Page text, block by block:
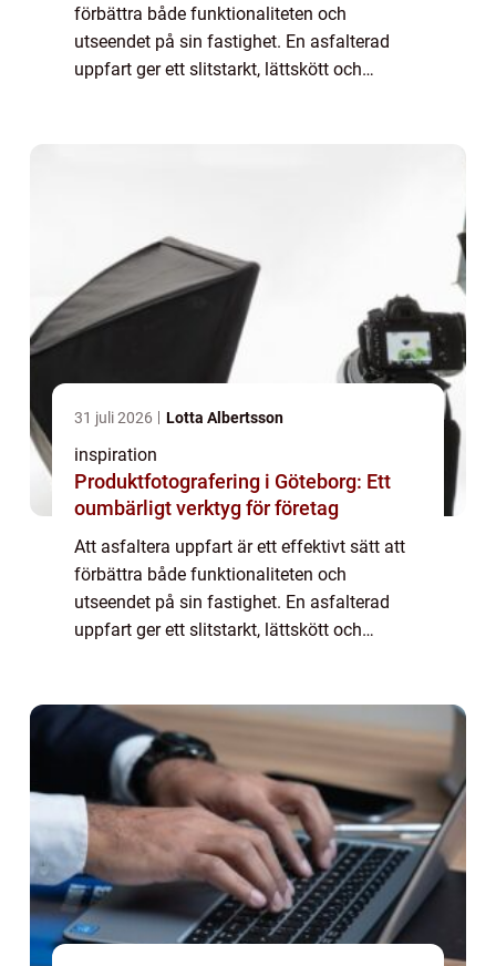
förbättra både funktionaliteten och
utseendet på sin fastighet. En asfalterad
uppfart ger ett slitstarkt, lättskött och
31 juli 2026 Lotta Albertsson
inspiration
Produktfotografering i Göteborg: Ett
oumbärligt verktyg för företag
Att asfaltera uppfart är ett effektivt sätt att
förbättra både funktionaliteten och
utseendet på sin fastighet. En asfalterad
uppfart ger ett slitstarkt, lättskött och